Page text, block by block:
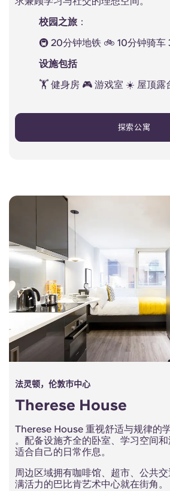
校园之旅 ：
🚇 20分钟地铁 🚲 10分钟骑车
设施包括
🏋 健身房 🎮 游戏室 ☀️ 屋顶露
探索公寓
法灵顿，伦敦市中心
Therese House
Therese House 重视舒适与规律的
。配备设施齐全的卧室、学习空间
适合自己的日常作息。
周边区域拥有咖啡馆、超市、公共
满活力的巴比肯艺术中心就在街角。